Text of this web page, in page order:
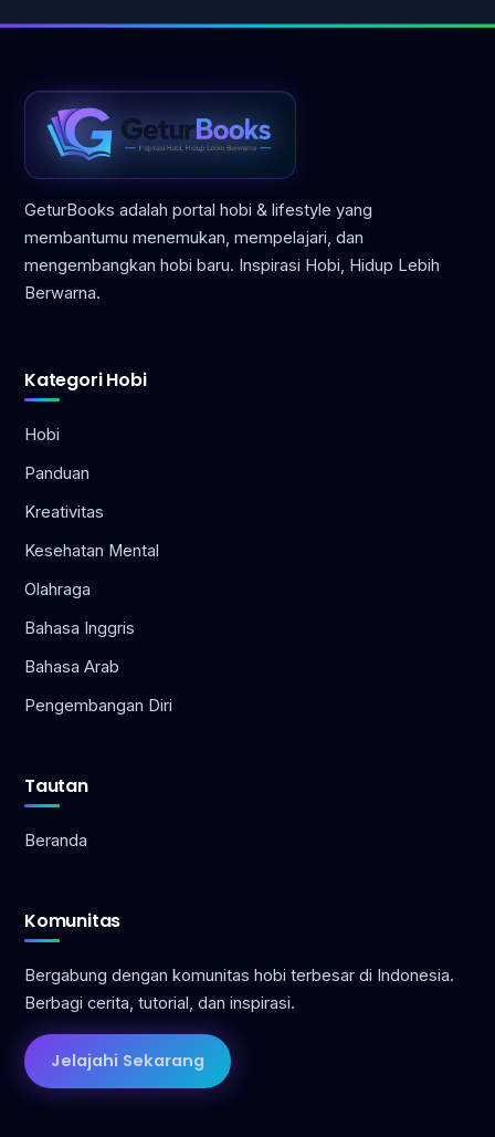
GeturBooks adalah portal hobi & lifestyle yang
membantumu menemukan, mempelajari, dan
mengembangkan hobi baru. Inspirasi Hobi, Hidup Lebih
Berwarna.
Kategori Hobi
Hobi
Panduan
Kreativitas
Kesehatan Mental
Olahraga
Bahasa Inggris
Bahasa Arab
Pengembangan Diri
Tautan
Beranda
Komunitas
Bergabung dengan komunitas hobi terbesar di Indonesia.
Berbagi cerita, tutorial, dan inspirasi.
Jelajahi Sekarang